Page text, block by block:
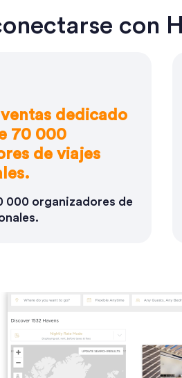
con
dedicado
70 000
de viajes
000 organizadores de